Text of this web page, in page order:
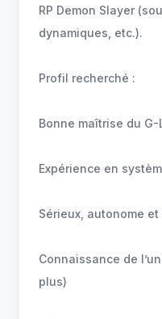
RP Demon Slayer
dynamiques, etc.).
Profil recherché :
Bonne maîtrise du G-
Expérience en
Sérieux, autonome
Connaissance de
plus)